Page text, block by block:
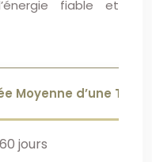
fiable et
Moyenne d’une
jours